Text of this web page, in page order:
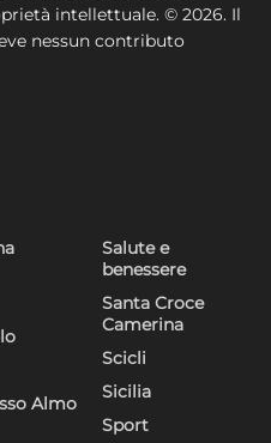
intellettuale. © 2026. Il
nessun contributo
Almo
Salute e
benessere
Santa Croce
Camerina
Scicli
Sicilia
Sport